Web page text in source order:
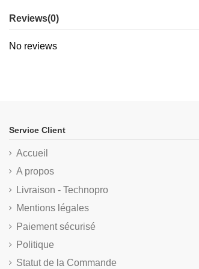
Reviews(0)
No reviews
Service Client
Accueil
A propos
Livraison - Technopro
Mentions légales
Paiement sécurisé
Politique
Statut de la Commande